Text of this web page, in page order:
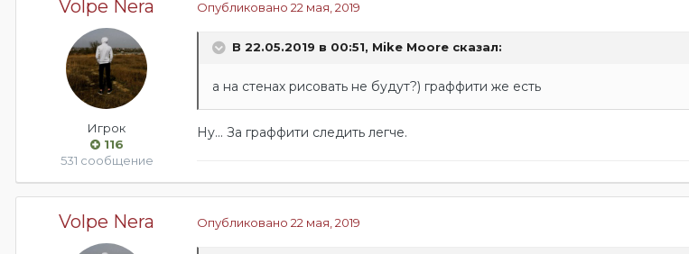
Volpe Nera
Игрок
116
531 сообщение
Опубликовано 22 мая, 2019
В 22.05.2019 в 00:51, Mike Moore сказал:
а на стенах рисовать не будут?) граффити же есть
Ну... За граффити следить легче.
Volpe Nera Опубликовано 22 мая, 2019